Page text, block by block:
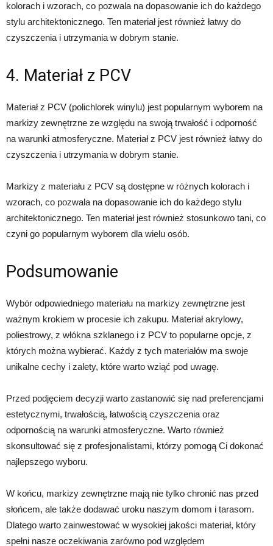
kolorach i wzorach, co pozwala na dopasowanie ich do każdego
stylu architektonicznego. Ten materiał jest również łatwy do
czyszczenia i utrzymania w dobrym stanie.
4. Materiał z PCV
Materiał z PCV (polichlorek winylu) jest popularnym wyborem na
markizy zewnętrzne ze względu na swoją trwałość i odporność
na warunki atmosferyczne. Materiał z PCV jest również łatwy do
czyszczenia i utrzymania w dobrym stanie.
Markizy z materiału z PCV są dostępne w różnych kolorach i
wzorach, co pozwala na dopasowanie ich do każdego stylu
architektonicznego. Ten materiał jest również stosunkowo tani, co
czyni go popularnym wyborem dla wielu osób.
Podsumowanie
Wybór odpowiedniego materiału na markizy zewnętrzne jest
ważnym krokiem w procesie ich zakupu. Materiał akrylowy,
poliestrowy, z włókna szklanego i z PCV to popularne opcje, z
których można wybierać. Każdy z tych materiałów ma swoje
unikalne cechy i zalety, które warto wziąć pod uwagę.
Przed podjęciem decyzji warto zastanowić się nad preferencjami
estetycznymi, trwałością, łatwością czyszczenia oraz
odpornością na warunki atmosferyczne. Warto również
skonsultować się z profesjonalistami, którzy pomogą Ci dokonać
najlepszego wyboru.
W końcu, markizy zewnętrzne mają nie tylko chronić nas przed
słońcem, ale także dodawać uroku naszym domom i tarasom.
Dlatego warto zainwestować w wysokiej jakości materiał, który
spełni nasze oczekiwania zarówno pod względem